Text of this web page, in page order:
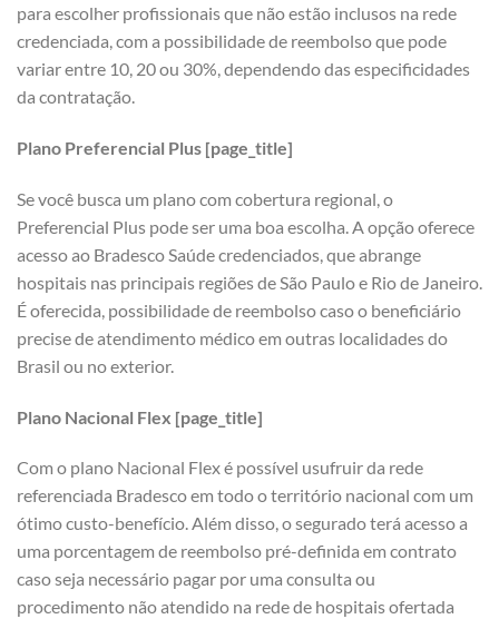
para escolher profissionais que não estão inclusos na rede
credenciada, com a possibilidade de reembolso que pode
variar entre 10, 20 ou 30%, dependendo das especificidades
da contratação.
Plano Preferencial Plus [page_title]
Se você busca um plano com cobertura regional, o
Preferencial Plus pode ser uma boa escolha. A opção oferece
acesso ao Bradesco Saúde credenciados, que abrange
hospitais nas principais regiões de São Paulo e Rio de Janeiro.
É oferecida, possibilidade de reembolso caso o beneficiário
precise de atendimento médico em outras localidades do
Brasil ou no exterior.
Plano Nacional Flex [page_title]
Com o plano Nacional Flex é possível usufruir da rede
referenciada Bradesco em todo o território nacional com um
ótimo custo-benefício. Além disso, o segurado terá acesso a
uma porcentagem de reembolso pré-definida em contrato
caso seja necessário pagar por uma consulta ou
procedimento não atendido na rede de hospitais ofertada